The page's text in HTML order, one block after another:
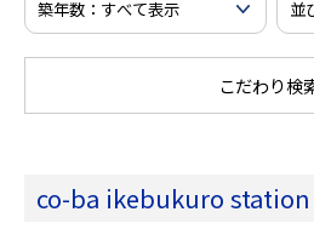
こだわり検
co-ba ikebukuro station